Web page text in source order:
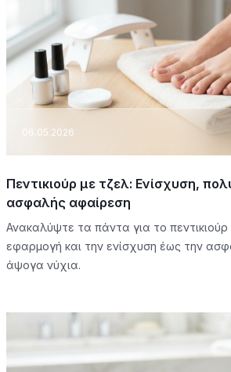
06.05.2026
Πεντικιούρ με τζελ: Ενίσχυση,
ασφαλής αφαίρεση
Ανακαλύψτε τα πάντα για το
εφαρμογή και την ενίσχυση έως την
άψογα νύχια.